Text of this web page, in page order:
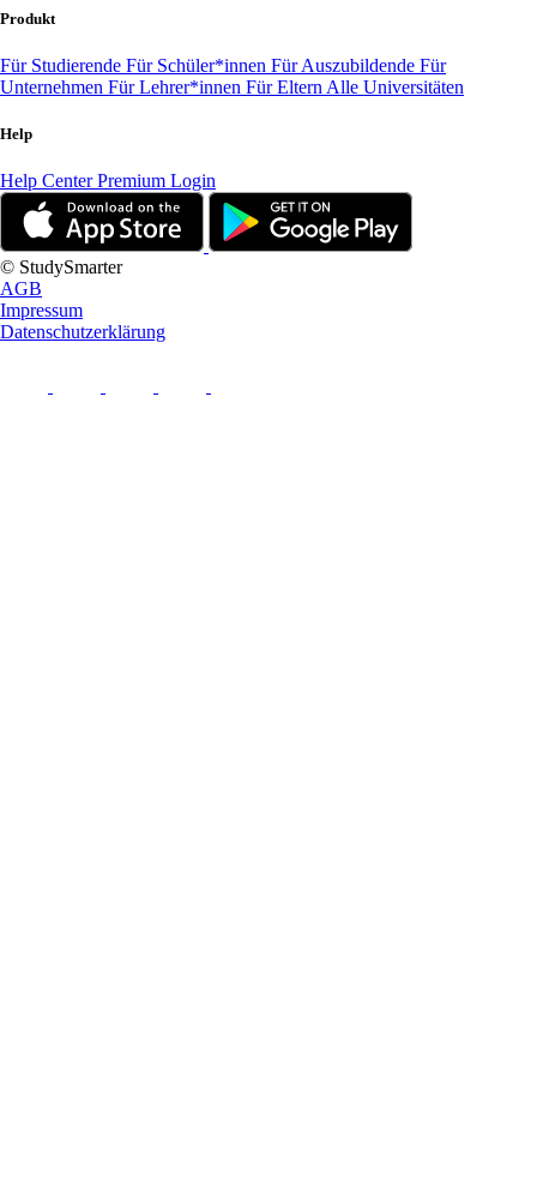
Produkt
Für Studierende Für Schüler*innen Für Auszubildende Für
Unternehmen Für Lehrer*innen Für Eltern Alle Universitäten
Help
Help CenterPremium Login
© StudySmarter
AGB
Impressum
Datenschutzerklärung